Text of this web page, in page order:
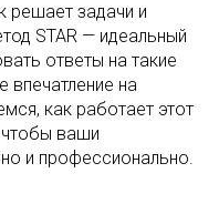
решает задачи и
STAR — идеальный
ответы на такие
впечатление на
как работает этот
чтобы ваши
и профессионально.